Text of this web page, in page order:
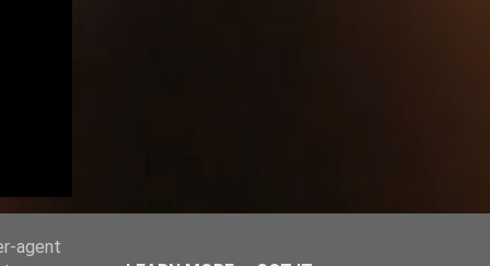
agent